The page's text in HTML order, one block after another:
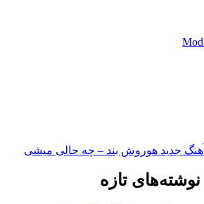
آهنگ جدید هوروش بند – چه حالی میشی
نوشته‌های تازه